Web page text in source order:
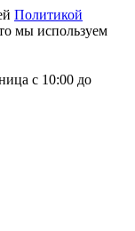
Политикой
мы используем
с 10:00 до